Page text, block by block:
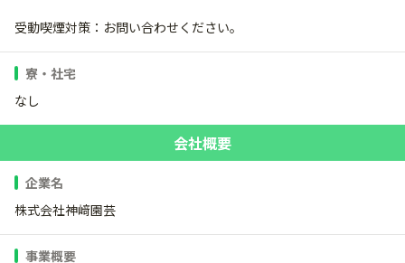
受動喫煙対策：お問い合わせください。
寮・社宅
なし
会社概要
企業名
株式会社神﨑園芸
事業概要